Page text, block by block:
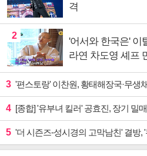
격
2
'어서와 한국은'
라연 차도영 셰프
3 '편스토랑' 이찬원, 황태해장국·무생채·양
4 [종합] '유부녀 킬러' 공효진, 장기 밀매 조
5 '더 시즌즈-성시경의 고막남친' 결방, '누